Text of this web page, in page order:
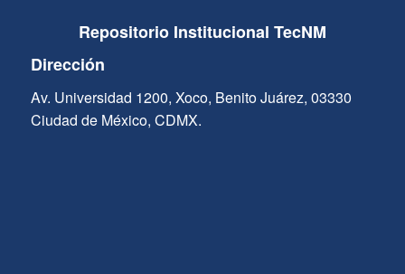
Repositorio Institucional TecNM
Dirección
Av. Universidad 1200, Xoco, Benito Juárez, 03330
Ciudad de México, CDMX.